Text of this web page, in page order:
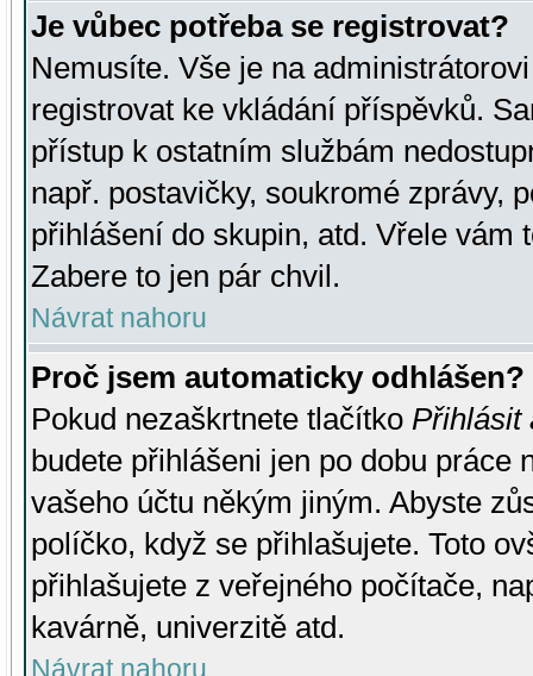
Je vůbec potřeba se registrovat?
Nemusíte. Vše je na
registrovat ke vkládání příspěvků.
přístup k ostatním službám
např. postavičky, soukromé zprávy,
přihlášení do skupin, atd. Vřele vám
Zabere to jen pár chvil.
Návrat nahoru
Proč jsem automaticky odhlášen?
Pokud nezaškrtnete tlačítko Přihlásit
budete přihlášeni jen po dobu práce
vašeho účtu někým jiným. Abyste
políčko, když se přihlašujete. Toto
přihlašujete z veřejného počítače,
kavárně, univerzitě atd.
Návrat nahoru